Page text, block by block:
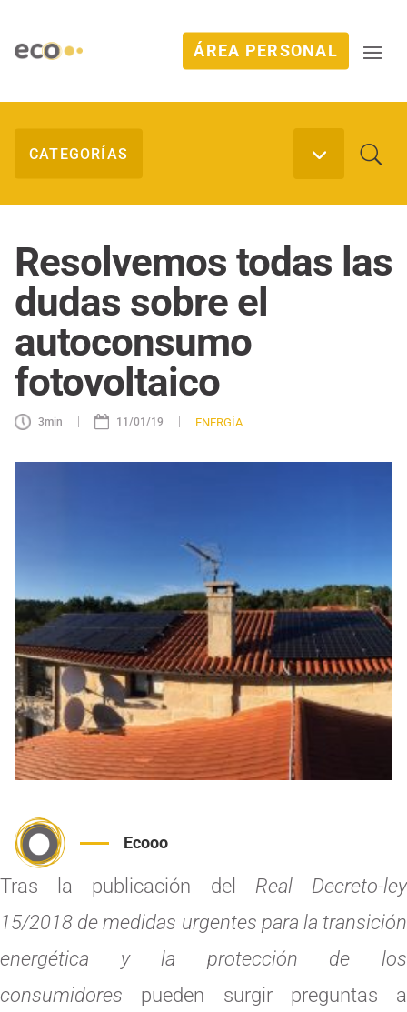
ÁREA PERSONAL
Resolvemos todas las
dudas sobre el
autoconsumo
fotovoltaico
3min | 11/01/19 | ENERGÍA
Ecooo
Tras la publicación del Real Decreto-ley
15/2018 de medidas urgentes para la transición
energética y la protección de los
consumidores pueden surgir preguntas a